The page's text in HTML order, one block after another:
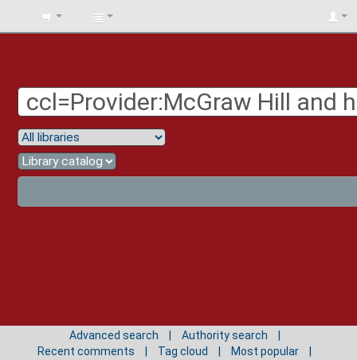
BIBLIOTECA
Advanced search
Authority search
Recent comments
Tag cloud
Most popular